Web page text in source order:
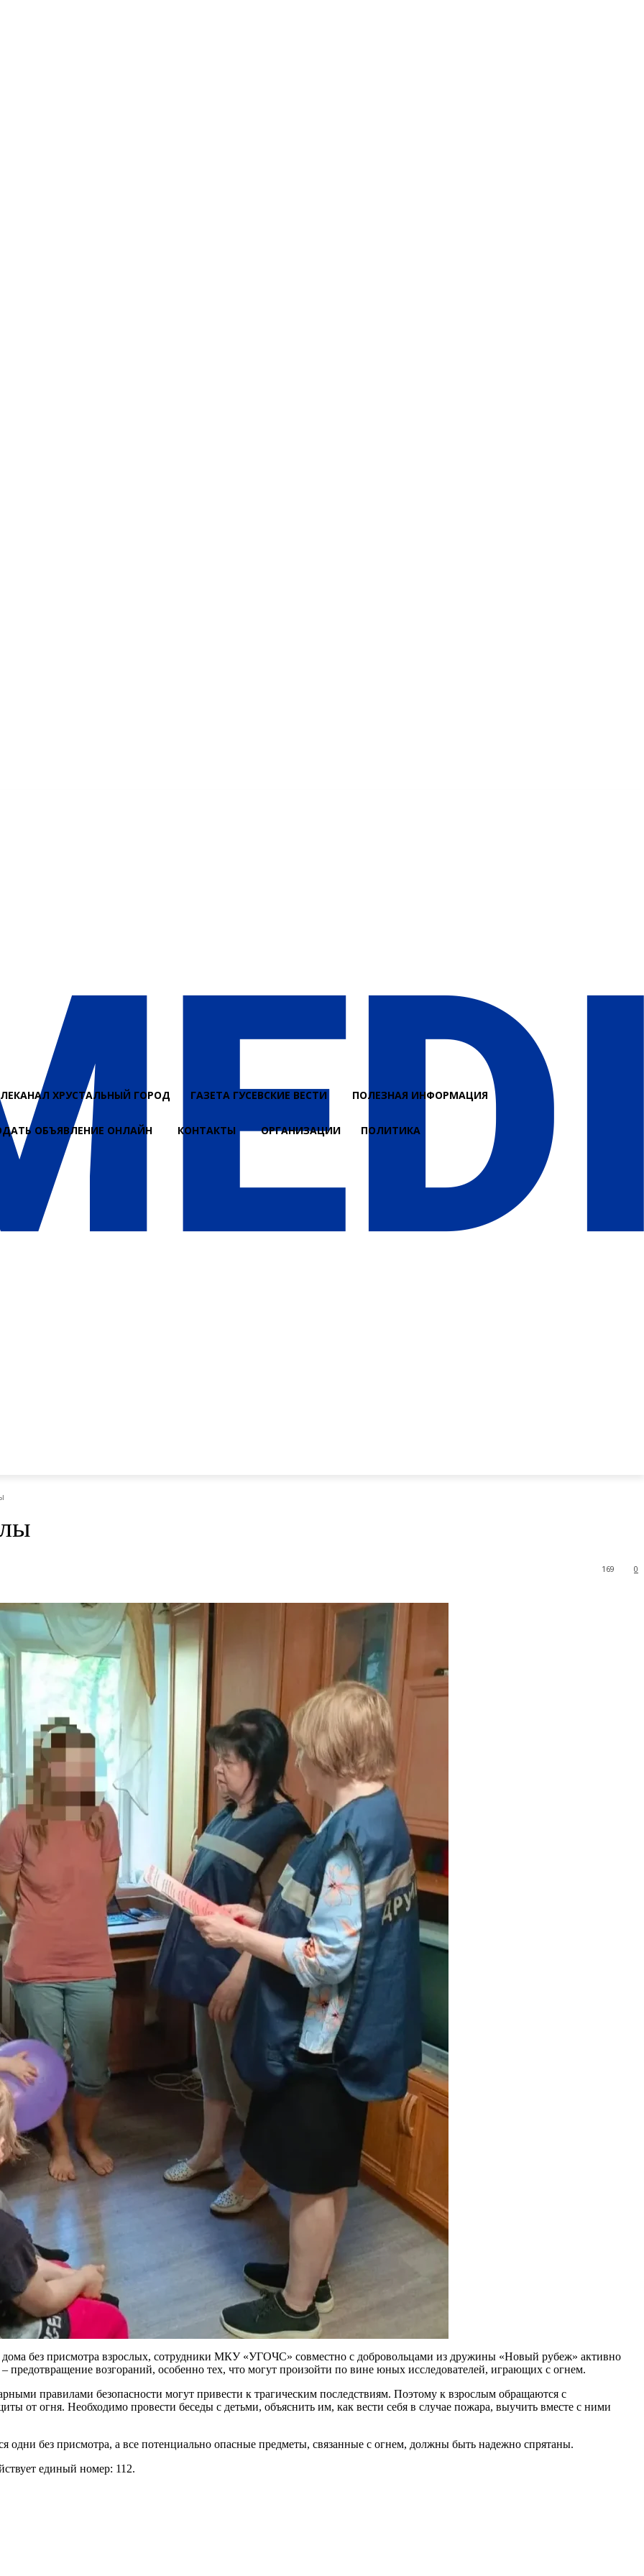
ХРУСТАЛЬНЫЙ ГОРОД ГАЗЕТА ГУСЕВСКИЕ ВЕСТИ ПОЛЕЗНАЯ ИНФОРМАЦИЯ
ОБЪЯВЛЕНИЕ ОНЛАЙН КОНТАКТЫ ОРГАНИЗАЦИИ ПОЛИТИКА
0
169
дома без присмотра взрослых, сотрудники МКУ «УГОЧС» совместно с добровольцами из дружины «Новый рубеж» активно
предотвращение возгораний, особенно тех, что могут произойти по вине юных исследователей, играющих с огнем.
правилами безопасности могут привести к трагическим последствиям. Поэтому к взрослым обращаются с
от огня. Необходимо провести беседы с детьми, объяснить им, как вести себя в случае пожара, выучить вместе с ними
одни без присмотра, а все потенциально опасные предметы, связанные с огнем, должны быть надежно спрятаны.
единый номер: 112.